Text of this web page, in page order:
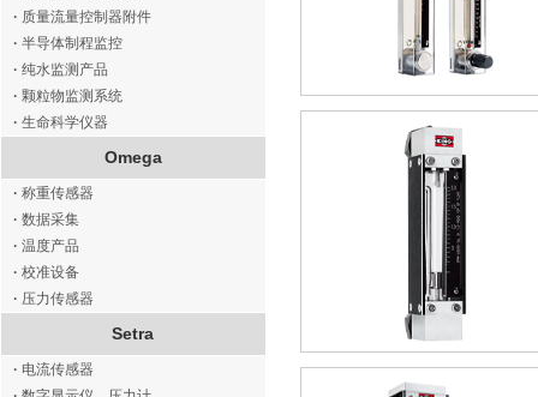
· 质量流量控制器附件
· 半导体制程监控
· 纯水监测产品
· 颗粒物监测系统
· 生命科学仪器
Omega
· 称重传感器
· 数据采集
· 温度产品
· 校准设备
· 压力传感器
Setra
· 电流传感器